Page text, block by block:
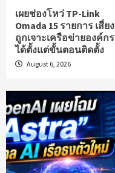
เผยช่องโหว่ TP-Link
Omada 15 รายการ เสี่ยง
ถูกเจาะเครือข่ายองค์กร
ได้ตั้งแต่ขั้นตอนติดตั้ง
August 6, 2026